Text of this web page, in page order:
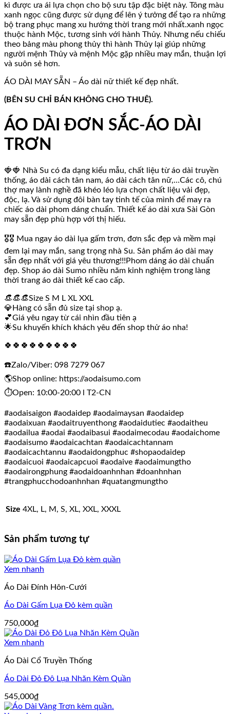
kì được ưa ái lựa chọn cho bộ sưu tập đặc biệt này. Tông màu
xanh ngọc cũng được sử dụng để lên ý tưởng để tạo ra những
bộ trang phục mang xu hướng thời trang mới nhất.xanh ngọc
thuộc hành Mộc, tương sinh với hành Thủy. Nhưng nếu chiếu
theo bảng màu phong thủy thì hành Thủy lại giúp những
người mệnh Thủy và mệnh Mộc gặp nhiều may mắn, thuận lợi
và suôn sẻ hơn.
ÁO DÀI MAY SẴN – Áo dài nữ thiết kế đẹp nhất.
(BÊN SU CHỈ BÁN KHÔNG CHO THUÊ).
ÁO DÀI ĐƠN SẮC-ÁO DÀI
TRƠN
🍓🍓 Nhà Su có đa dạng kiểu mẫu, chất liệu từ áo dài truyền
thống, áo dài cách tân nam, áo dài cách tân nữ,…Các cô, chú
thợ may lành nghề đã khéo léo lựa chọn chất liệu vải đẹp,
độc, lạ. Và sử dụng đôi bàn tay tinh tế của mình để may ra
chiếc áo dài phom dáng chuẩn. Thiết kế áo dài xưa Sài Gòn
may sẵn đẹp phù hợp với thị hiếu.
🎖🎖 Mua ngay áo dài lụa gấm trơn, đơn sắc đẹp và mềm mại
đem lại may mắn, sang trọng nhà Su. Sản phẩm áo dài may
sẵn đẹp nhất với giá yêu thương!!!Phom dáng áo dài chuẩn
đẹp. Shop áo dài Sumo nhiều năm kinh nghiệm trong làng
thời trang áo dài thiết kế cao cấp.
👒👒👒Size S M L XL XXL
💎Hàng có sẵn đủ size tại shop ạ.
💕Giá yêu ngay từ cái nhìn đầu tiên ạ
🌟Su khuyến khích khách yêu đến shop thử áo nha!
🍀🍀🍀🍀🍀🍀🍀🍀🍀
☎️Zalo/Viber: 098 7279 067
🌎Shop online: https://aodaisumo.com
⏱️Open: 10:00-20:00 l T2-CN
#aodaisaigon #aodaidep #aodaimaysan #aodaidep
#aodaixuan #aodaitruyenthong #aodaidutiec #aodaitheu
#aodailua #aodai #aodaibasui #aodaimecodau #aodaichome
#aodaisumo #aodaicachtan #aodaicachtannam
#aodaicachtannu #aodaidongphuc #shopaodaidep
#aodaicuoi #aodaicapcuoi #aodaive #aodaimungtho
#aodairongphung #aodaidoanhnhan #doanhnhan
#trangphucchodoanhnhan #quatangmungtho
Size 4XL, L, M, S, XL, XXL, XXXL
Sản phẩm tương tự
Xem nhanh
Áo Dài Đính Hôn-Cưới
Áo Dài Gấm Lụa Đỏ kèm quần
750,000₫
Xem nhanh
Áo Dài Cổ Truyền Thống
Áo Dài Đỏ Đô Lụa Nhăn Kèm Quần
545,000₫